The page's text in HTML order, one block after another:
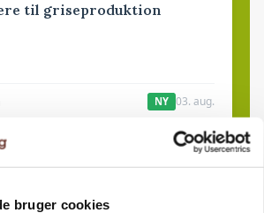
bruger cookies
til griseproduktion
NY 03. aug.
til ejendom i udvikling søges